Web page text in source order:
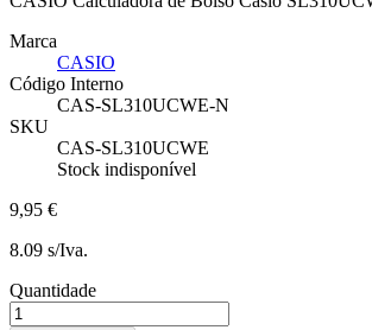
Marca
CASIO
Código Interno
CAS-SL310UCWE-N
SKU
CAS-SL310UCWE
Stock indisponível
9,95 €
8.09 s/Iva.
Quantidade